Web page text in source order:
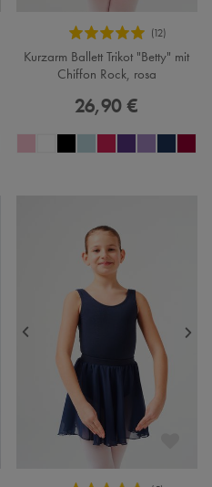
Kurzarm Ballett Trikot "Betty" mit
Chiffon Rock, rosa
26,90 €